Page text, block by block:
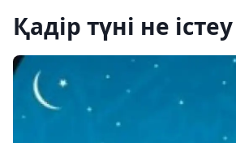
Қадір түні не